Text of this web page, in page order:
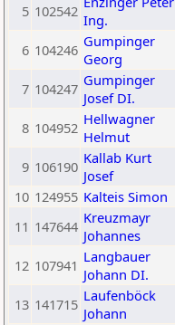
5 102542 Ing.
6 104246 Gumpinger
Georg
7 104247 Gumpinger
Josef DI.
8 104952 Hellwagner
Helmut
9 106190 Kallab Kurt
Josef
10 124955 Kalteis Simon
11 147644 Kreuzmayr
Johannes
12 107941 Langbauer
Johann DI.
13 141715 Laufenböck
Johann